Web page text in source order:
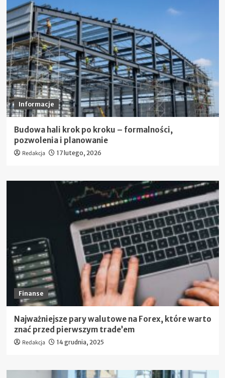
Informacje
Budowa hali krok po kroku – formalności,
pozwolenia i planowanie
Redakcja 17 lutego, 2026
Finanse
Najważniejsze pary walutowe na Forex, które warto
znać przed pierwszym trade’em
Redakcja 14 grudnia, 2025